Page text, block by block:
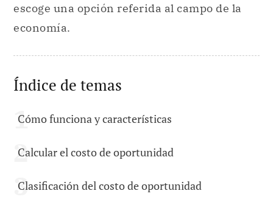
escoge una opción referida al campo de la
economía.
Índice de temas
Cómo funciona y características
Calcular el costo de oportunidad
Clasificación del costo de oportunidad